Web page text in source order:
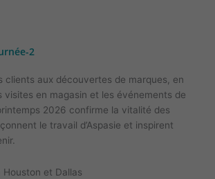
2
clients aux découvertes de marques, en
visites en magasin et les événements de
2026 confirme la vitalité des
le travail d’Aspasie et inspirent
Houston et Dallas